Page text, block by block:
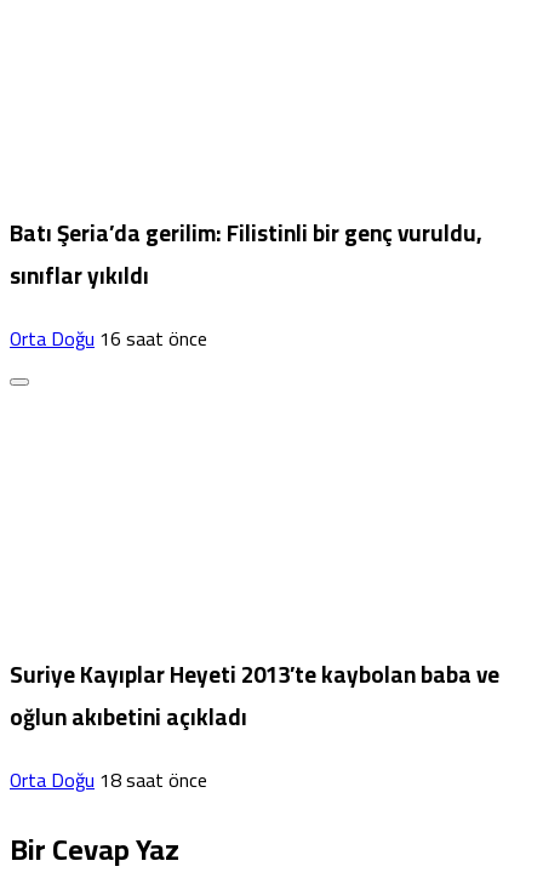
Batı Şeria’da gerilim: Filistinli bir genç vuruldu,
sınıflar yıkıldı
Orta Doğu16 saat önce
Suriye Kayıplar Heyeti 2013’te kaybolan baba ve
oğlun akıbetini açıkladı
Orta Doğu18 saat önce
Bir Cevap Yaz